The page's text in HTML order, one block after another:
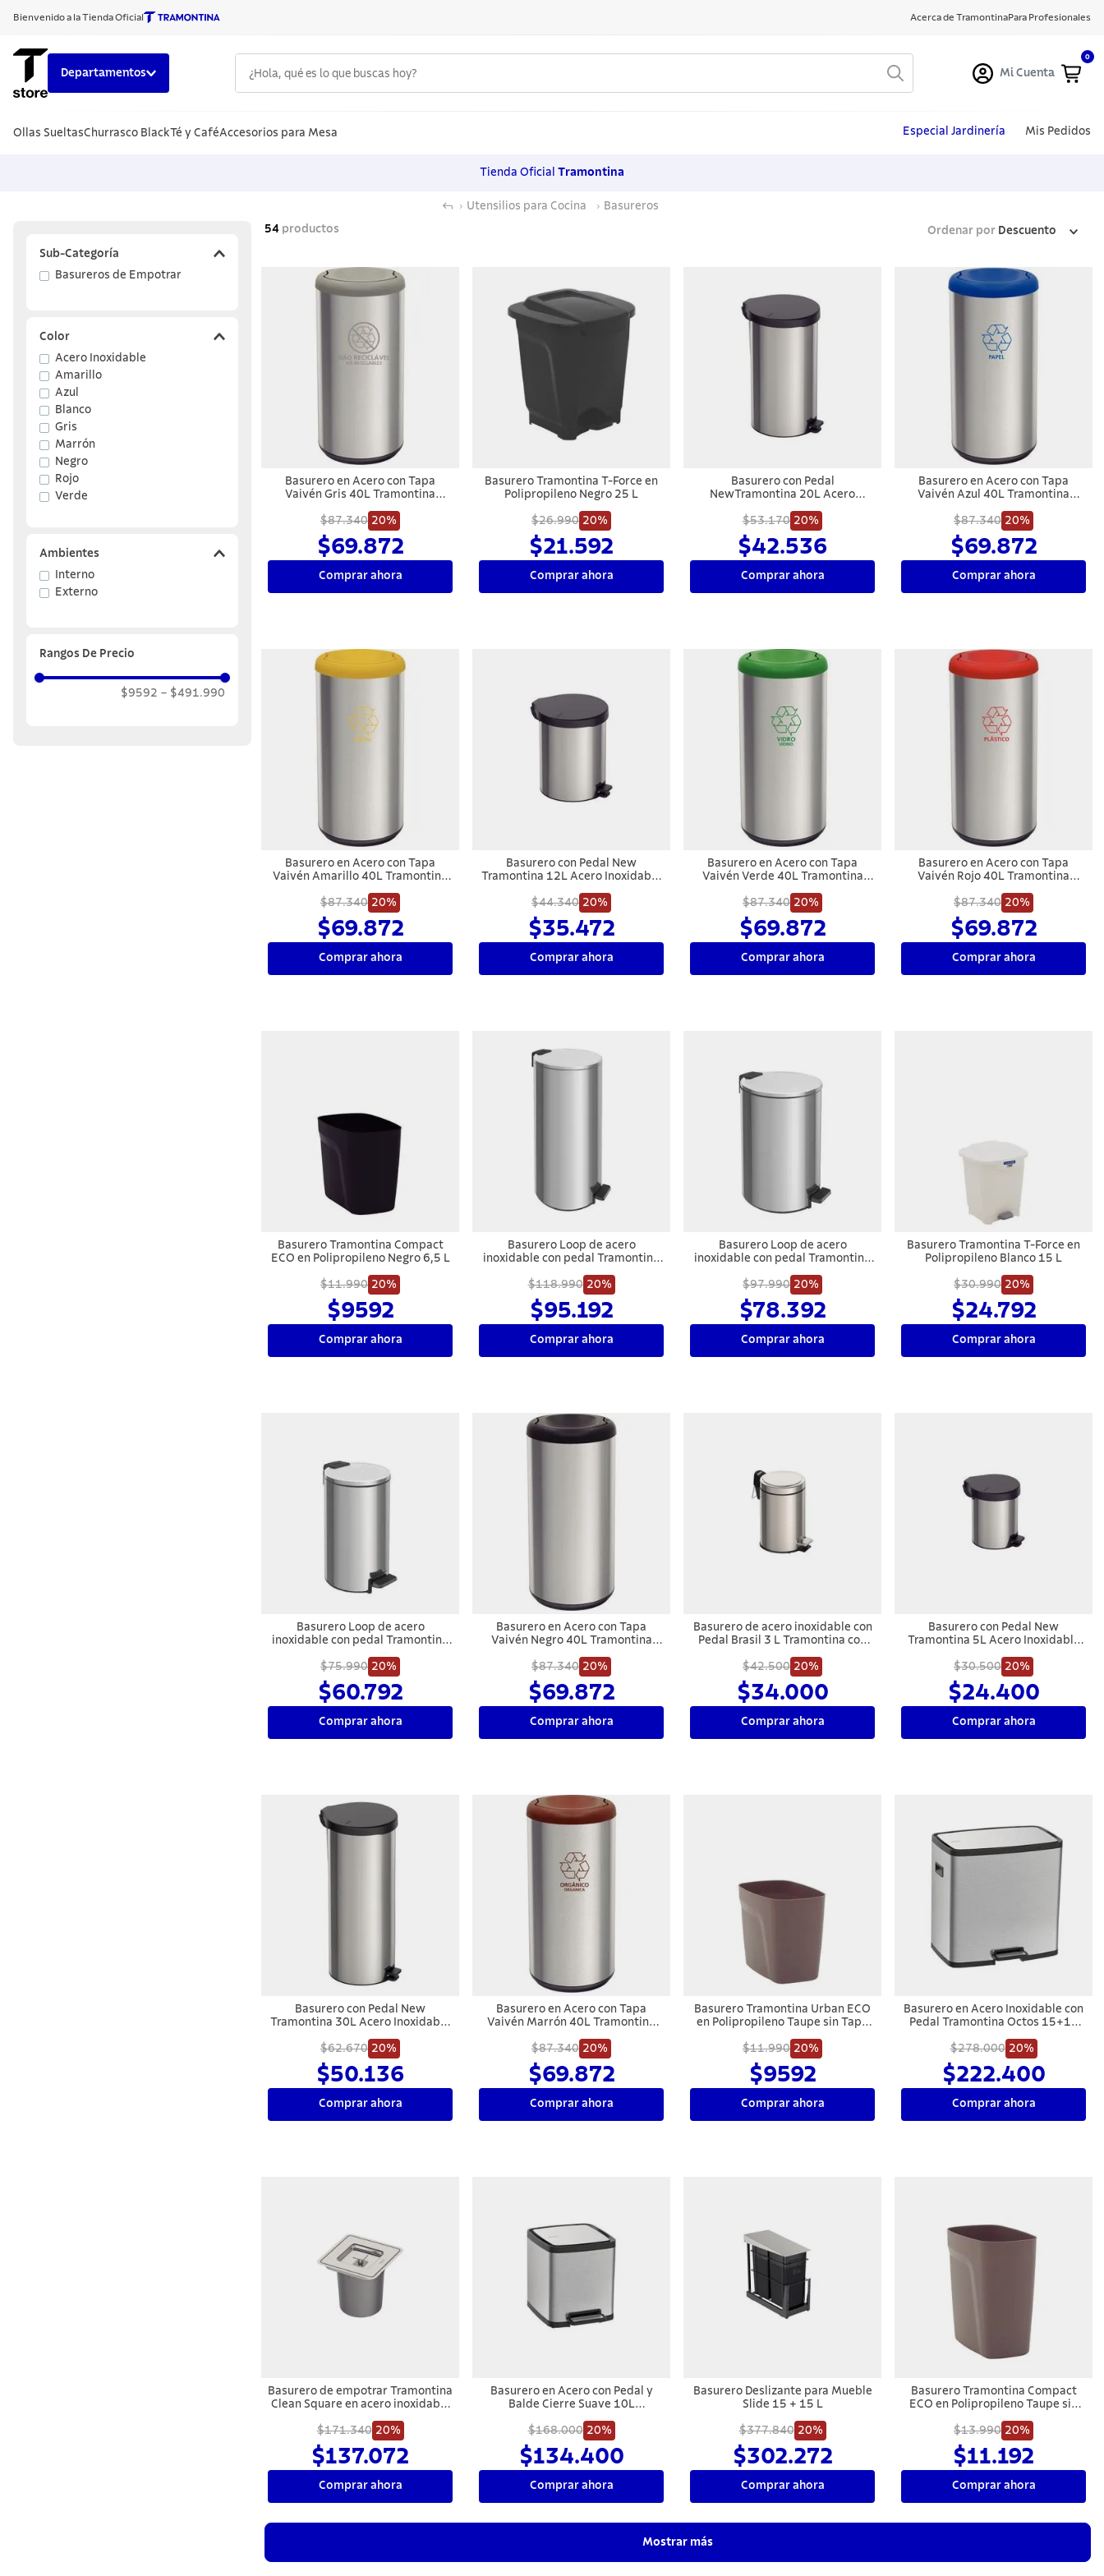
Bienvenido a la Tienda Oficial Acerca de TramontinaPara Profesionales
Departamentos Mi Cuenta
0
Ollas SueltasChurrasco BlackTé y CaféAccesorios para Mesa Especial Jardinería Mis Pedidos
Tienda Oficial Tramontina
Utensilios para Cocina Basureros
Sub-Categoría
Basureros de Empotrar
Color
Acero Inoxidable
Amarillo
Azul
Blanco
Gris
Marrón
Negro
Rojo
Verde
Ambientes
Interno
Externo
Rangos De Precio
$9592 – $491.990
54 productos Ordenar por Descuento
Basurero en Acero con Tapa
Vaivén Gris 40L Tramontina
$87.340 20%
$69.872
Comprar ahora
Basurero Tramontina T-Force en
Polipropileno Negro 25 L
$26.990 20%
$21.592
Comprar ahora
Basurero con Pedal
NewTramontina 20L Acero
$53.170 20%
$42.536
Comprar ahora
Basurero en Acero con Tapa
Vaivén Azul 40L Tramontina
$87.340 20%
$69.872
Comprar ahora
Basurero en Acero con Tapa
Vaivén Amarillo 40L Tramontina
$87.340 20%
$69.872
Comprar ahora
Basurero con Pedal New
Tramontina 12L Acero Inoxidable
$44.340 20%
$35.472
Comprar ahora
Basurero en Acero con Tapa
Vaivén Verde 40L Tramontina
$87.340 20%
$69.872
Comprar ahora
Basurero en Acero con Tapa
Vaivén Rojo 40L Tramontina
$87.340 20%
$69.872
Comprar ahora
Basurero Tramontina Compact
ECO en Polipropileno Negro 6,5 L
$11.990 20%
$9592
Comprar ahora
Basurero Loop de acero
inoxidable con pedal Tramontina
interno removible de 30 l.
$118.990 20%
$95.192
Comprar ahora
Basurero Loop de acero
inoxidable con pedal Tramontina
interno removible de 20 l.
$97.990 20%
$78.392
Comprar ahora
Basurero Tramontina T-Force en
Polipropileno Blanco 15 L
$30.990 20%
$24.792
Comprar ahora
Basurero Loop de acero
inoxidable con pedal Tramontina
interno removible de 5 l.
$75.990 20%
$60.792
Comprar ahora
Basurero en Acero con Tapa
Vaivén Negro 40L Tramontina
$87.340 20%
$69.872
Comprar ahora
Basurero de acero inoxidable con
Pedal Brasil 3 L Tramontina con
interno
$42.500 20%
$34.000
Comprar ahora
Basurero con Pedal New
Tramontina 5L Acero Inoxidable
$30.500 20%
$24.400
Comprar ahora
Basurero con Pedal New
Tramontina 30L Acero Inoxidable
$62.670 20%
$50.136
Comprar ahora
Basurero en Acero con Tapa
Vaivén Marrón 40L Tramontina
$87.340 20%
$69.872
Comprar ahora
Basurero Tramontina Urban ECO
en Polipropileno Taupe sin Tapa
$11.990 20%
$9592
Comprar ahora
Basurero en Acero Inoxidable con
Pedal Tramontina Octos 15+15
$278.000 20%
$222.400
Comprar ahora
Basurero de empotrar Tramontina
Clean Square en acero inoxidable
$171.340 20%
$137.072
Comprar ahora
Basurero en Acero con Pedal y
Balde Cierre Suave 10L
$168.000 20%
$134.400
Comprar ahora
Basurero Deslizante para Mueble
Slide 15 + 15 L
$377.840 20%
$302.272
Comprar ahora
Basurero Tramontina Compact
ECO en Polipropileno Taupe sin
$13.990 20%
$11.192
Comprar ahora
Mostrar más
1.
cuchillos
4
grano
solar
cuchillo